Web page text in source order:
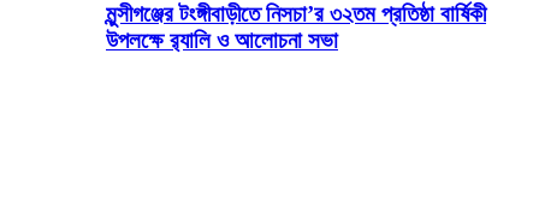
মুন্সীগঞ্জের টংঙ্গীবাড়ীতে নিসচা’র ৩২তম প্রতিষ্ঠা বার্ষিকী
উপলক্ষে র‍্যালি ও আলোচনা সভা